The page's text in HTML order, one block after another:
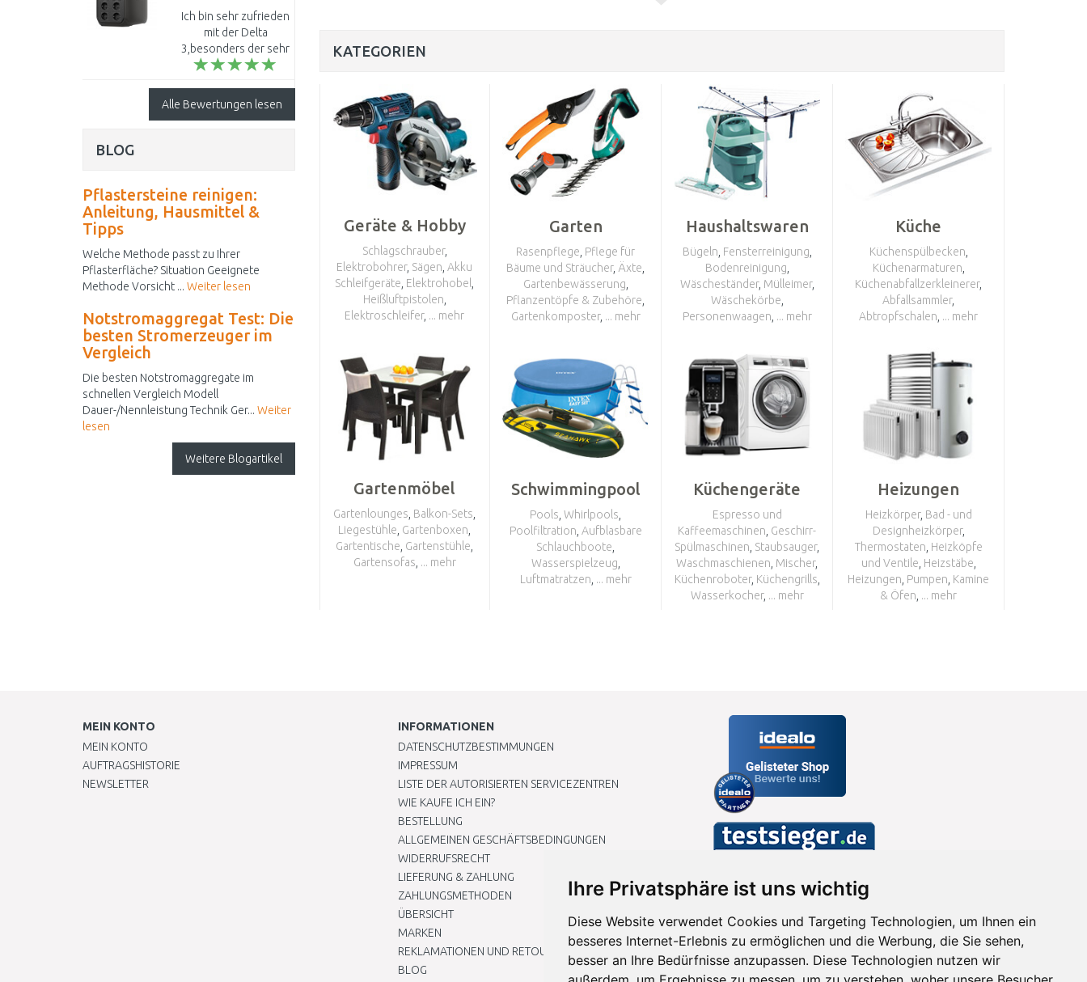
Ihre Privatsphäre ist uns wichtig
Diese Website verwendet Cookies und Targeting Technologien, um Ihnen ein
besseres Internet-Erlebnis zu ermöglichen und die Werbung, die Sie sehen,
besser an Ihre Bedürfnisse anzupassen. Diese Technologien nutzen wir
KATEGORIEN
Geräte & Hobby
Schlagschrauber,
Elektrobohrer, Sägen ,Akku
Schleifgeräte Elektrohobel
Heißluftpistolen
Elektroschleifer, ... mehr
Garten
Rasenpflege Pflege für
Bäume und Sträucher, Äxte
Gartenbewässerung
Pflanzentöpfe & Zubehöre
Gartenkomposter, ... mehr
Haushaltswaren
Bügeln Fensterreinigung
Bodenreinigung
Wäscheständer, Mülleimer,
Wäschekörbe
Personenwaagen ... mehr
Küche
Küchenspülbecken
Küchenarmaturen
Küchenabfallzerkleinerer,
Abfallsammler,
Abtropfschalen ... mehr
Gartenmöbel
Gartenlounges Balkon-Sets
Liegestühle Gartenboxen
Gartentische Gartenstühle
Gartensofas ... mehr
Schwimmingpool
Pools ,Whirlpools
Poolfiltration Aufblasbare
Schlauchboote
Wasserspielzeug
Luftmatratzen ... mehr
Küchengeräte
Espresso und
Kaffeemaschinen Geschirr-
Spülmaschinen Staubsauger,
Waschmaschienen Mischer,
Küchenroboter, Küchengrills
Wasserkocher, ... mehr
Heizungen
Heizkörper, Bad - und
Designheizkörper,
Thermostaten Heizköpfe
und Ventile Heizstäbe
Heizungen Pumpen Kamine
& Öfen ... mehr
Ich bin sehr zufrieden
mit der Delta
3,besonders der sehr
leise Lüfter hat mich
Alle Bewertungen lesen
BLOG
Pflastersteine reinigen:
Anleitung, Hausmittel &
Tipps
Welche Methode passt zu Ihrer
Pflasterfläche? Situation Geeignete
Methode Vorsicht ... Weiter lesen
Notstromaggregat Test: Die
besten Stromerzeuger im
Vergleich
Die besten Notstromaggregate im
schnellen Vergleich Modell
Dauer-/Nennleistung Technik Ger... Weiter
lesen
Weitere Blogartikel
MEIN KONTO
MEIN KONTO
AUFTRAGSHISTORIE
NEWSLETTER
INFORMATIONEN
DATENSCHUTZBESTIMMUNGEN
IMPRESSUM
LISTE DER AUTORISIERTEN SERVICEZENTREN
WIE KAUFE ICH EIN?
BESTELLUNG
ALLGEMEINEN GESCHÄFTSBEDINGUNGEN
WIDERRUFSRECHT
LIEFERUNG & ZAHLUNG
ZAHLUNGSMETHODEN
ÜBERSICHT
MARKEN
REKLAMATIONEN UND RETOUREN
BLOG